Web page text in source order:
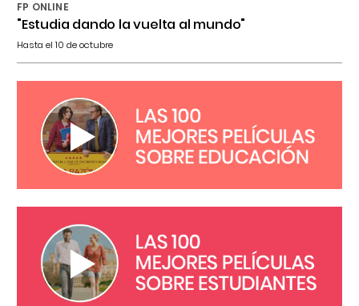
FP ONLINE
"Estudia dando la vuelta al mundo"
Hasta el 10 de octubre